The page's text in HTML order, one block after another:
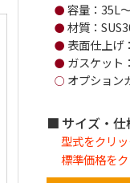
● 容量：35L
● 材質：
● 表面仕上げ
● ガスケット
○ オプション
サイズ・
型式をクリ
標準価格を